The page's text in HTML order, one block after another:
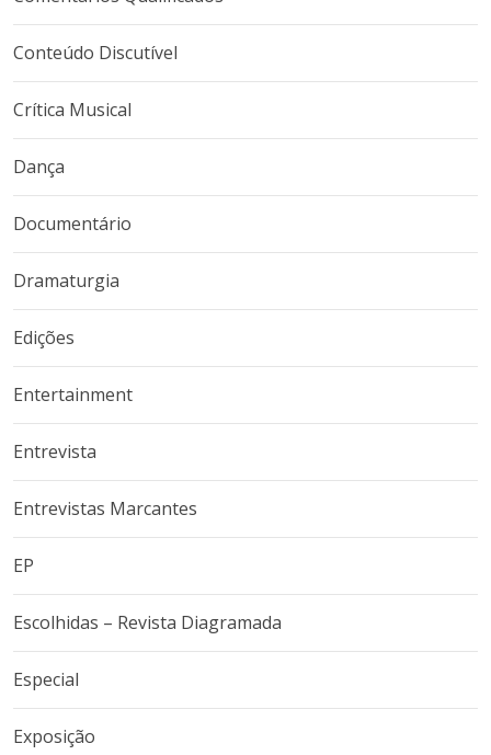
Conteúdo Discutível
Crítica Musical
Dança
Documentário
Dramaturgia
Edições
Entertainment
Entrevista
Entrevistas Marcantes
EP
Escolhidas – Revista Diagramada
Especial
Exposição